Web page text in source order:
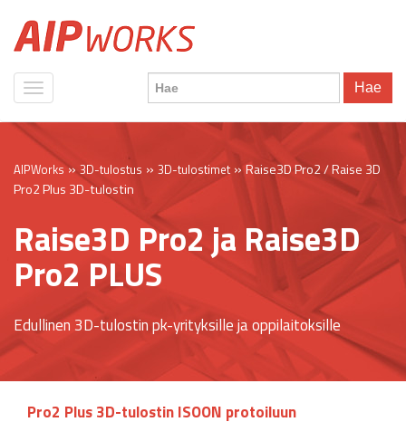
Hae
AIPWorks»3D-tulostus » 3D-tulostimet »Raise3D Pro2 / Raise 3D
Pro2 Plus 3D-tulostin
Raise3D Pro2 ja Raise3D
Pro2 PLUS
Edullinen 3D-tulostin pk-yrityksille ja oppilaitoksille
Pro2 Plus 3D-tulostin ISOON protoiluun